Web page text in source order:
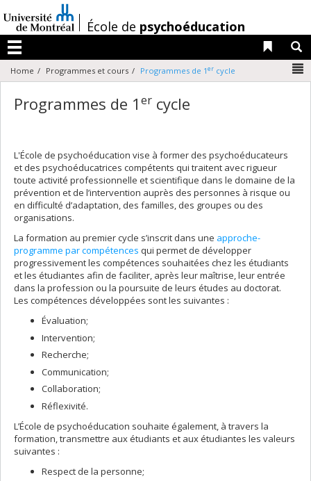
au
contenu
/École de psychoéducation
Menu
Liens
Home Programmes et cours Programmes de 1er cycle
Programmes de 1 er cycle
L'École de psychoéducation vise à former des psychoéducateurs
et des psychoéducatrices compétents qui traitent avec rigueur
toute activité professionnelle et scientifique dans le domaine de la
prévention et de l’intervention auprès des personnes à risque ou
en difficulté d’adaptation, des familles, des groupes ou des
organisations.
La formation au premier cycle s’inscrit dans une approche-
programme par compétences qui permet de développer
progressivement les compétences souhaitées chez les étudiants
et les étudiantes afin de faciliter, après leur maîtrise, leur entrée
dans la profession ou la poursuite de leurs études au doctorat.
Les compétences développées sont les suivantes :
Évaluation;
Intervention;
Recherche;
Communication;
Collaboration;
Réflexivité.
L’École de psychoéducation souhaite également, à travers la
formation, transmettre aux étudiants et aux étudiantes les valeurs
suivantes :
Respect de la personne;